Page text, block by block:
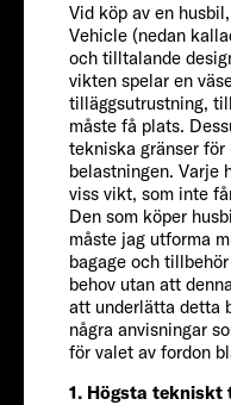
Find din
Hitta
Upptäck
Service
Vid köp av en
Vehicle (nedan
och tilltalande
vikten spelar en
tilläggsutrustning,
måste få plats.
tekniska gränser
belastningen. Varje
viss vikt, som inte
Den som köper
måste jag utforma
bagage och
behov utan att
att underlätta detta
några anvisningar
för valet av fordon
1. Högsta
Chassis